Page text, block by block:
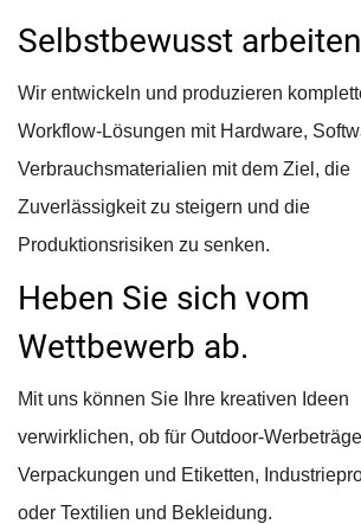
Selbstbewusst
Wir entwickeln und produzieren
Workflow-Lösungen mit Hardware,
Verbrauchsmaterialien mit dem Ziel, die
Zuverlässigkeit zu steigern und die
Produktionsrisiken zu senken.
Heben Sie sich vom
Wettbewerb ab.
Mit uns können Sie Ihre kreativen Ideen
verwirklichen, ob für Outdoor-
Verpackungen und Etiketten,
oder Textilien und Bekleidung.